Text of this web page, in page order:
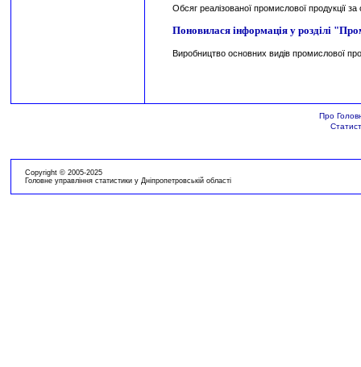
Обсяг реалізованої промислової продукції
Поновилася інформація у розділі
Виробництво основних видів промислової
Про
Copyright © 2005-2025
Головне управління статистики у Дніпропетровській області